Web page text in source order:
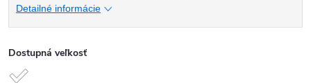
Detailné informácie
Dostupná veľkosť